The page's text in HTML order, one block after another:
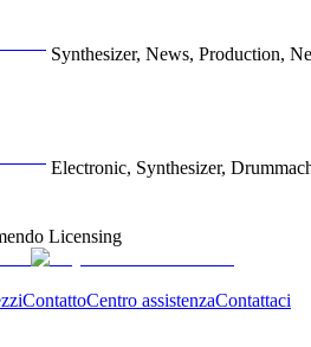
Synthesizer, News, Production,
Electronic, Synthesizer,
Licensing
ContattoCentro assistenzaContattaci